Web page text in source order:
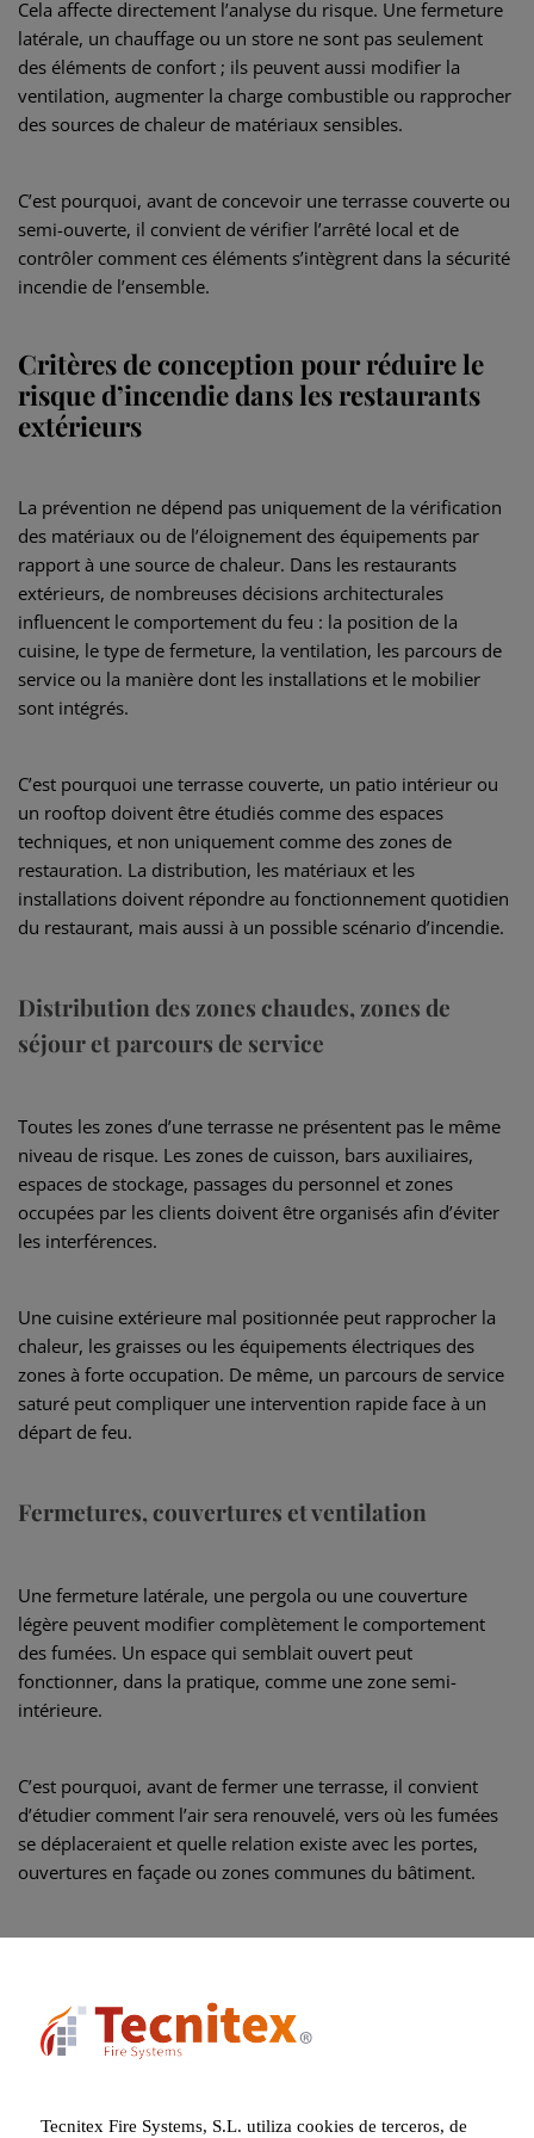
Cela affecte directement l’analyse du risque. Une fermeture
latérale, un chauffage ou un store ne sont pas seulement
des éléments de confort ; ils peuvent aussi modifier la
ventilation, augmenter la charge combustible ou rapprocher
des sources de chaleur de matériaux sensibles.
C’est pourquoi, avant de concevoir une terrasse couverte ou
semi-ouverte, il convient de vérifier l’arrêté local et de
contrôler comment ces éléments s’intègrent dans la sécurité
incendie de l’ensemble.
Critères de conception pour réduire le
risque d’incendie dans les restaurants
extérieurs
La prévention ne dépend pas uniquement de la vérification
des matériaux ou de l’éloignement des équipements par
rapport à une source de chaleur. Dans les restaurants
extérieurs, de nombreuses décisions architecturales
influencent le comportement du feu : la position de la
cuisine, le type de fermeture, la ventilation, les parcours de
service ou la manière dont les installations et le mobilier
sont intégrés.
C’est pourquoi une terrasse couverte, un patio intérieur ou
un rooftop doivent être étudiés comme des espaces
techniques, et non uniquement comme des zones de
restauration. La distribution, les matériaux et les
installations doivent répondre au fonctionnement quotidien
du restaurant, mais aussi à un possible scénario d’incendie.
Distribution des zones chaudes, zones de
séjour et parcours de service
Toutes les zones d’une terrasse ne présentent pas le même
niveau de risque. Les zones de cuisson, bars auxiliaires,
espaces de stockage, passages du personnel et zones
occupées par les clients doivent être organisés afin d’éviter
les interférences.
Une cuisine extérieure mal positionnée peut rapprocher la
chaleur, les graisses ou les équipements électriques des
zones à forte occupation. De même, un parcours de service
saturé peut compliquer une intervention rapide face à un
départ de feu.
Fermetures, couvertures et ventilation
Une fermeture latérale, une pergola ou une couverture
légère peuvent modifier complètement le comportement
des fumées. Un espace qui semblait ouvert peut
fonctionner, dans la pratique, comme une zone semi-
intérieure.
C’est pourquoi, avant de fermer une terrasse, il convient
d’étudier comment l’air sera renouvelé, vers où les fumées
se déplaceraient et quelle relation existe avec les portes,
ouvertures en façade ou zones communes du bâtiment.
Dans de nombreux restaurants extérieurs, l’éclairage, les
chauffages, les systèmes audio, les vitrines ou les points de
Cette croissance par couches peut générer des installations
Tecnitex Fire Systems, S.L. utiliza cookies de terceros, de